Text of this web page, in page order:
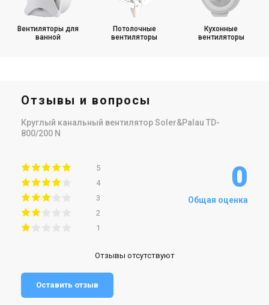
Вентиляторы для
ванной
Потолочные
вентиляторы
Кухонные
вентиляторы
Отзывы и вопросы
Круглый канальный вентилятор Soler&Palau TD-
800/200 N
5
4
3
2
1
0
Общая оценка
Отзывы отсутствуют
Оставить отзыв